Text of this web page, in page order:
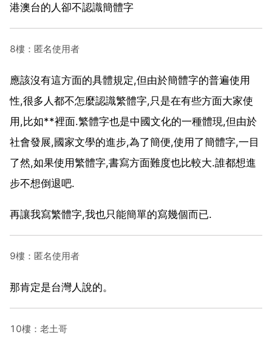
港澳台的人卻不認識簡體字
8樓：匿名使用者
應該沒有這方面的具體規定,但由於簡體字的普遍使用
性,很多人都不怎麼認識繁體字,只是在有些方面大家使
用,比如**裡面.繁體字也是中國文化的一種體現,但由於
社會發展,國家文學的進步,為了簡便,使用了簡體字,一目
了然,如果使用繁體字,書寫方面難度也比較大.誰都想進
步不想倒退吧.
再讓我寫繁體字,我也只能簡單的寫幾個而已.
9樓：匿名使用者
那肯定是台灣人說的。
10樓：老土哥